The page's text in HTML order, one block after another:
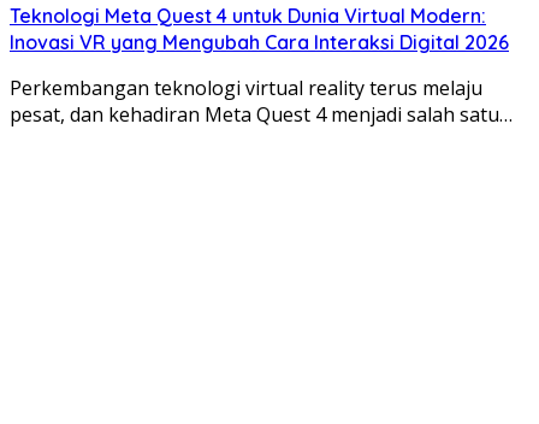
Teknologi Meta Quest 4 untuk Dunia Virtual Modern:
Inovasi VR yang Mengubah Cara Interaksi Digital 2026
Perkembangan teknologi virtual reality terus melaju
pesat, dan kehadiran Meta Quest 4 menjadi salah satu…